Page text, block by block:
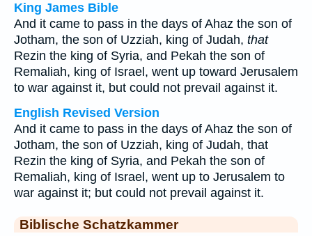
King James Bible
And it came to pass in the days of Ahaz the son of
Jotham, the son of Uzziah, king of Judah, that
Rezin the king of Syria, and Pekah the son of
Remaliah, king of Israel, went up toward Jerusalem
to war against it, but could not prevail against it.
English Revised Version
And it came to pass in the days of Ahaz the son of
Jotham, the son of Uzziah, king of Judah, that
Rezin the king of Syria, and Pekah the son of
Remaliah, king of Israel, went up to Jerusalem to
war against it; but could not prevail against it.
Biblische Schatzkammer